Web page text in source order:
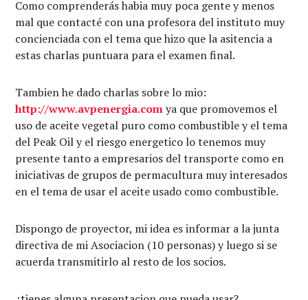
Como comprenderás habia muy poca gente y menos
mal que contacté con una profesora del instituto muy
concienciada con el tema que hizo que la asitencia a
estas charlas puntuara para el examen final.
Tambien he dado charlas sobre lo mio:
http://www.avpenergia.comya que promovemos el
uso de aceite vegetal puro como combustible y el tema
del Peak Oil y el riesgo energetico lo tenemos muy
presente tanto a empresarios del transporte como en
iniciativas de grupos de permacultura muy interesados
en el tema de usar el aceite usado como combustible.
Dispongo de proyector, mi idea es informar a la junta
directiva de mi Asociacion (10 personas) y luego si se
acuerda transmitirlo al resto de los socios.